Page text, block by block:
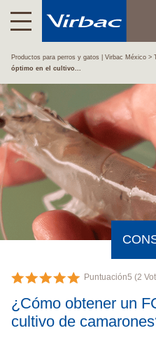
Productos para perros y gatos | Virbac México
óptimo en el cultivo...
Puntuación5 (2
¿Cómo obtener un
cultivo de